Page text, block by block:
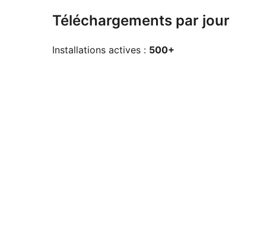
Téléchargements par jour
Installations actives : 500+